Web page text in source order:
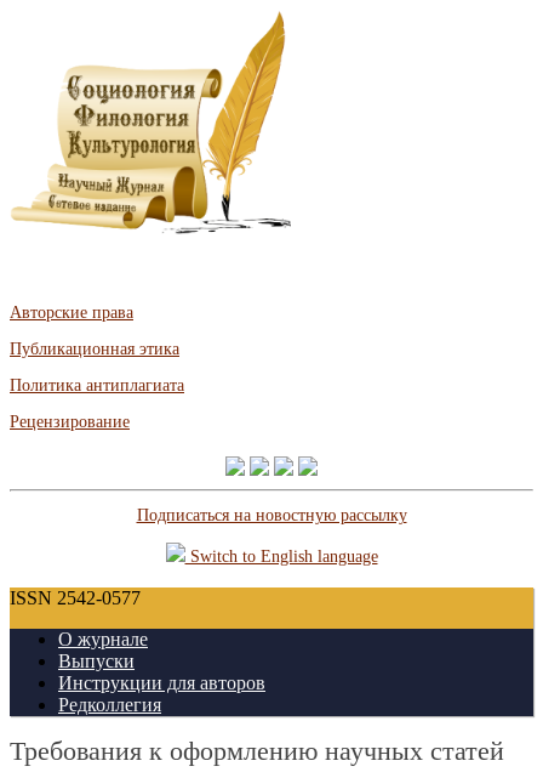
Авторские права
Публикационная этика
Политика антиплагиата
Рецензирование
Подписаться на новостную рассылку
Switch to English language
ISSN 2542-0577
О журнале
Выпуски
Инструкции для авторов
Редколлегия
Требования к оформлению научных статей